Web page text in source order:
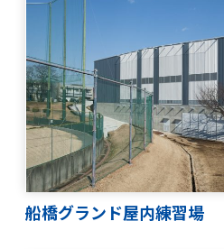
企業情報
企業理念 会社概要
組織図
事業所所在地
社長メッセージ
CSRの取り組み
船橋グランド屋内練習場